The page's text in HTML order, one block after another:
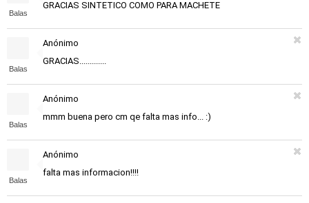
Balas
GRACIAS SINTETICO COMO PARA MACHETE
Balas
Anónimo
GRACIAS.............
Balas
Anónimo
mmm buena pero cm qe falta mas info... :)
Balas
Anónimo
falta mas informacion!!!!